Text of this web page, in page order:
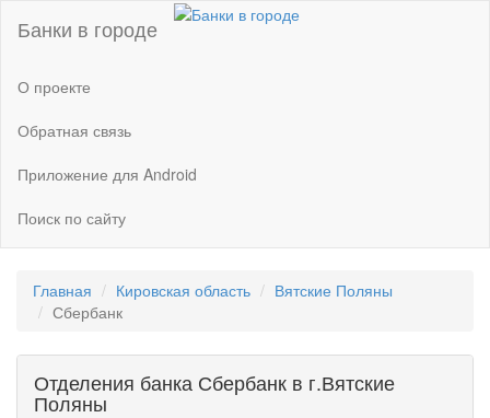
Банки в городе
О проекте
Обратная связь
Приложение для Android
Поиск по сайту
Главная Кировская область
Вятские Поляны
Сбербанк
Отделения банка Сбербанк в г.Вятские
Поляны